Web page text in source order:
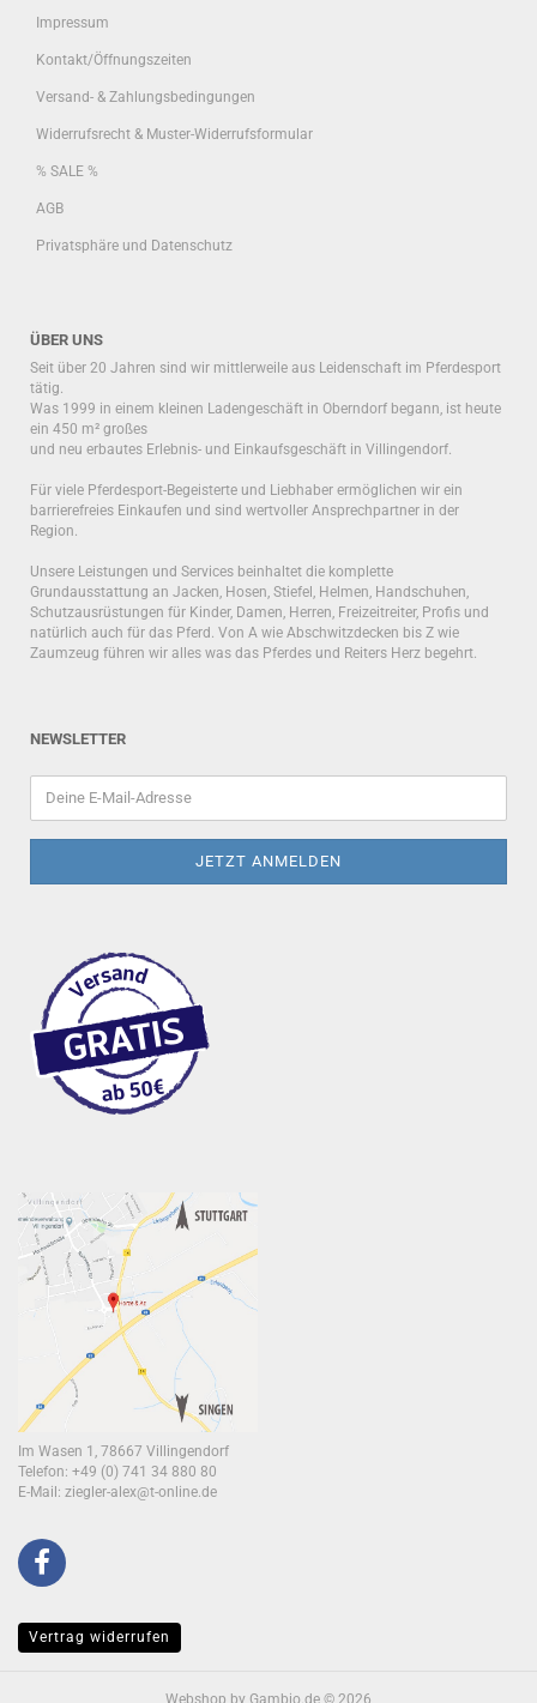
Impressum
Kontakt/Öffnungszeiten
Versand- & Zahlungsbedingungen
Widerrufsrecht & Muster-Widerrufsformular
% SALE %
AGB
Privatsphäre und Datenschutz
ÜBER UNS
Seit über 20 Jahren sind wir mittlerweile aus Leidenschaft im Pferdesport
tätig.
Was 1999 in einem kleinen Ladengeschäft in Oberndorf begann, ist heute
ein 450 m² großes
und neu erbautes Erlebnis- und Einkaufsgeschäft in Villingendorf.
Für viele Pferdesport-Begeisterte und Liebhaber ermöglichen wir ein
barrierefreies Einkaufen und sind wertvoller Ansprechpartner in der
Region.
Unsere Leistungen und Services beinhaltet die komplette
Grundausstattung an Jacken, Hosen, Stiefel, Helmen, Handschuhen,
Schutzausrüstungen für Kinder, Damen, Herren, Freizeitreiter, Profis und
natürlich auch für das Pferd. Von A wie Abschwitzdecken bis Z wie
Zaumzeug führen wir alles was das Pferdes und Reiters Herz begehrt.
NEWSLETTER
Im Wasen 1, 78667 Villingendorf
Telefon: +49 (0) 741 34 880 80
E-Mail: ziegler-alex@t-online.de
Vertrag widerrufen
Webshop by Gambio.de © 2026